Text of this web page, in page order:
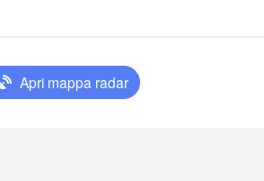
Apri mappa radar